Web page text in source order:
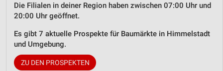
Die Filialen in deiner Region haben zwischen 07:00 Uhr und
20:00 Uhr geöffnet.
Es gibt 7 aktuelle Prospekte für Baumärkte in Himmelstadt
und Umgebung.
ZU DEN PROSPEKTEN